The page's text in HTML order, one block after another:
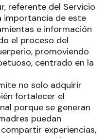
referente del Servicio
importancia de este
e información
el proceso del
promoviendo
centrado en la
no solo adquirir
fortalecer el
porque se generan
puedan
experiencias,